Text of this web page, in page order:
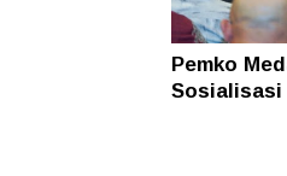
Pemko
Sosialisasi